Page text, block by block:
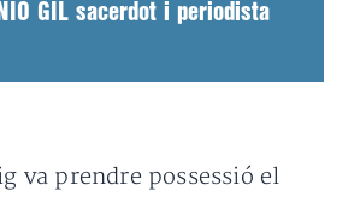
GIL sacerdot i periodista
va prendre possessió el